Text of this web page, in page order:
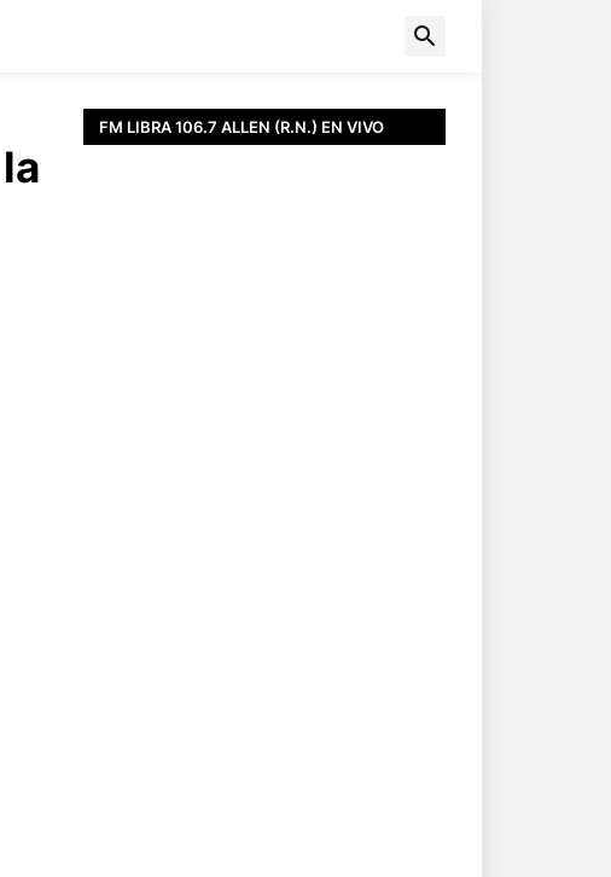
FM LIBRA 106.7 ALLEN (R.N.) EN VIVO